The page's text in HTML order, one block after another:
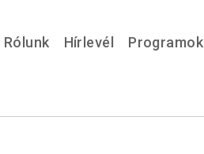
Rólunk Hírlevél Programok